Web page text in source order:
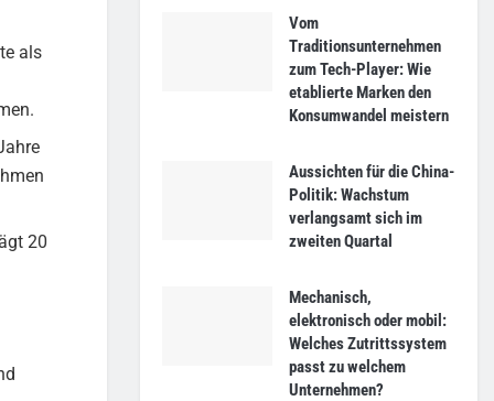
als
20
Vom
Traditionsunternehmen
zum Tech-Player: Wie
etablierte Marken den
Konsumwandel meistern
Aussichten für die China-
Politik: Wachstum
verlangsamt sich im
zweiten Quartal
Mechanisch,
elektronisch oder mobil:
Welches Zutrittssystem
passt zu welchem
Unternehmen?